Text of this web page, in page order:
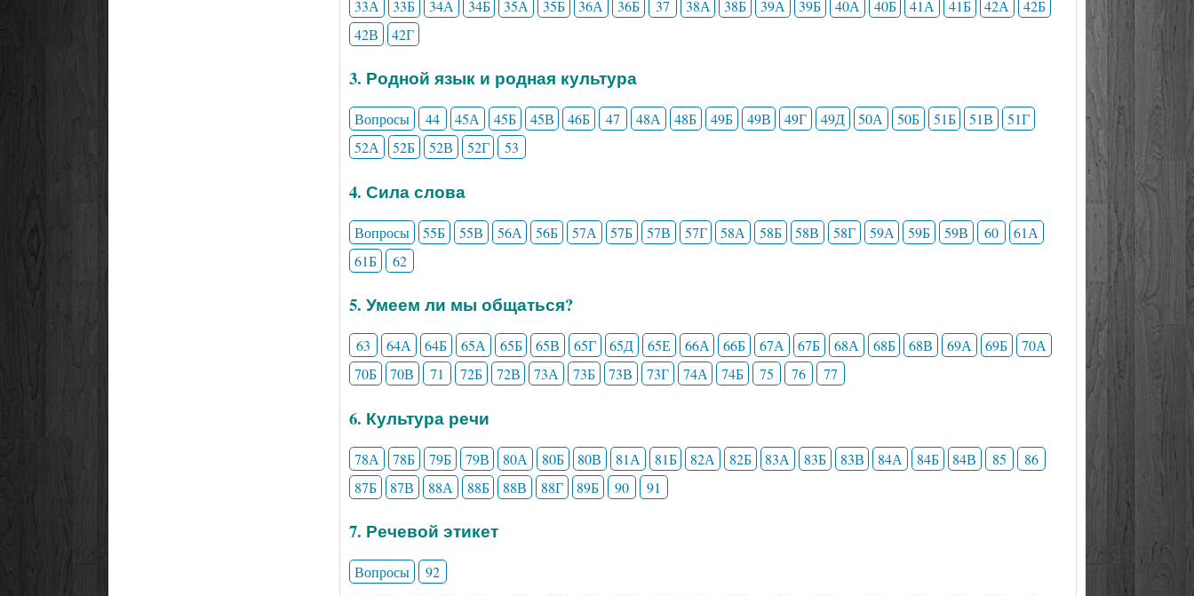
33А 33Б 34А 34Б 35А 35Б 36А 36Б 37 38А 38Б 39А 39Б 40А 40Б 41А 41Б 42А
42Б
42В
42Г
3. Родной язык и родная культура
Вопросы 44 45А 45Б 45В 46Б 47 48А 48Б 49Б 49В 49Г 49Д 50А 50Б 51Б 51В
51Г
52А
52Б 52В 52Г 53
4. Сила слова
Вопросы 55Б 55В 56А 56Б 57А 57Б 57В 57Г 58А 58Б 58В 58Г 59А 59Б 59В 60
61А
61Б
62
5. Умеем ли мы общаться?
63 64А 64Б 65А 65Б 65В 65Г 65Д 65Е 66А 66Б 67А 67Б 68А 68Б 68В 69А 69Б
70А
70Б
70В 71 72Б 72В 73А 73Б 73В 73Г 74А 74Б 75 76 77
6. Культура речи
78А 78Б 79Б 79В 80А 80Б 80В 81А 81Б 82А 82Б 83А 83Б 83В 84А 84Б 84В 85
86
87Б
87В 88А 88Б 88В 88Г 89Б 90 91
7. Речевой этикет
Вопросы
92